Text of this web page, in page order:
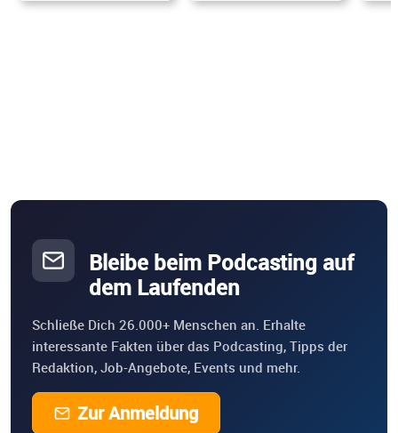
Bleibe beim Podcasting auf
dem Laufenden
Schließe Dich 26.000+ Menschen an. Erhalte
interessante Fakten über das Podcasting, Tipps der
Redaktion, Job-Angebote, Events und mehr.
Zur Anmeldung